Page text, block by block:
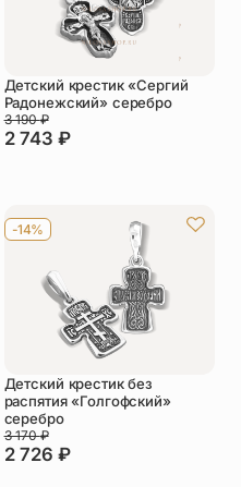
Детский крестик «Сергий
Радонежский» серебро
2 743 ₽
3 190₽
-14%
Детский крестик без
распятия «Голгофский»
серебро
2 726 ₽
3 170₽